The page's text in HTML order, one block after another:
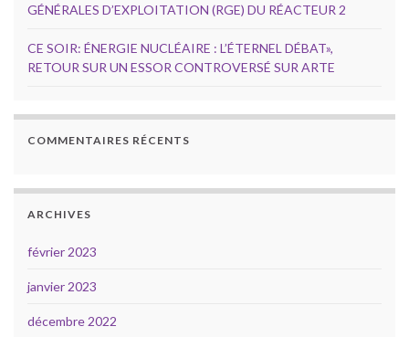
GÉNÉRALES D’EXPLOITATION (RGE) DU RÉACTEUR 2
CE SOIR: ÉNERGIE NUCLÉAIRE : L’ÉTERNEL DÉBAT»,
RETOUR SUR UN ESSOR CONTROVERSÉ SUR ARTE
COMMENTAIRES RÉCENTS
ARCHIVES
février 2023
janvier 2023
décembre 2022